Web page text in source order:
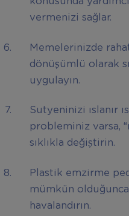
vermenizi sağlar.
Memelerinizde
dönüşümlü olarak
uygulayın.
Sutyeninizi ıslanır
probleminiz varsa,
sıklıkla değiştirin.
Plastik emzirme
mümkün
havalandırın.